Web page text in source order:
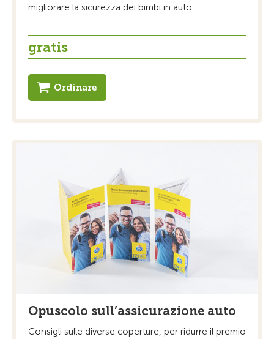
migliorare la sicurezza dei bimbi in auto.
gratis
Ordinare
Opuscolo sull’assicurazione auto
Consigli sulle diverse coperture, per ridurre il premio